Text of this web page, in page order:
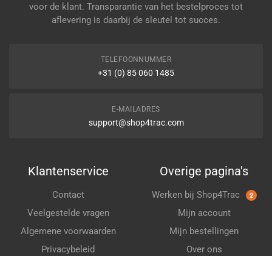
voor de klant. Transparantie van het bestelproces tot
aflevering is daarbij de sleutel tot succes.
TELEFOONNUMMER
+31 (0) 85 060 1485
E-MAILADRES
support@shop4trac.com
Klantenservice
Contact
Veelgestelde vragen
Algemene voorwaarden
Privacybeleid
Overige pagina's
Werken bij Shop4Trac 2
Mijn account
Mijn bestellingen
Over ons